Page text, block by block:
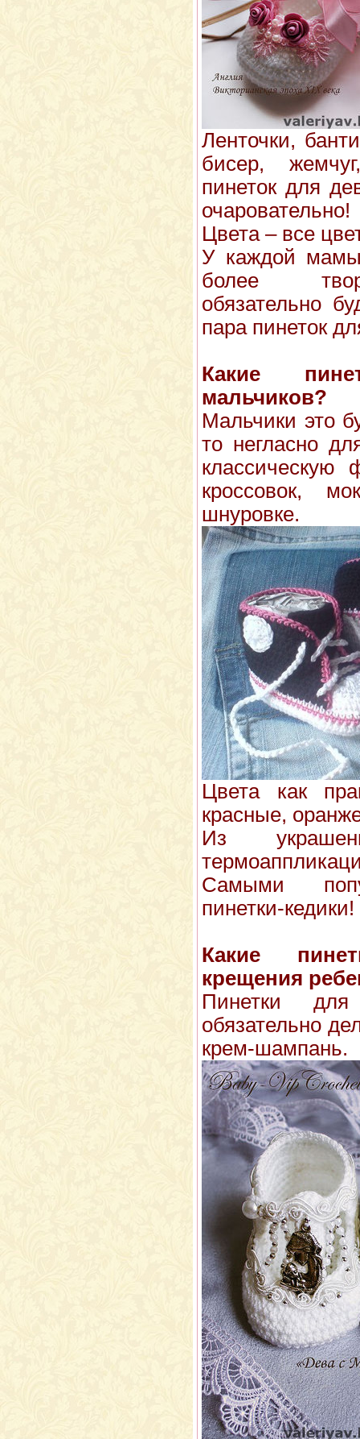
Ленточки,
бисер,
пинеток для
очаровательно!
Цвета – все
У каждой
более
обязательно
пара пинеток
Какие
мальчиков?
Мальчики это
то негласно
классическую
кроссовок,
шнуровке.
Цвета как
красные,
Из
Самыми
пинетки-кедики!
Какие
крещения
Пинетки
обязательно
крем-шампань.